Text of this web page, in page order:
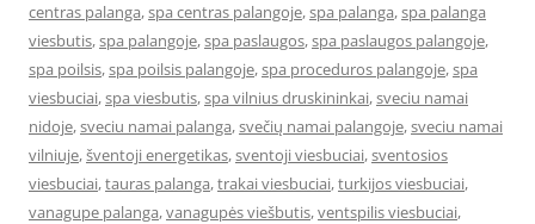
centras palanga,spa centras palangoje,spa palanga,spa palanga
viesbutis,spa palangoje,spa paslaugos,spa paslaugos palangoje,
spa poilsis,spa poilsis palangoje,spa proceduros palangoje,spa
viesbuciai,spa viesbutis,spa vilnius druskininkai,sveciu namai
nidoje,sveciu namai palanga,svečių namai palangoje,sveciu namai
vilniuje,šventoji energetikas,sventoji viesbuciai,sventosios
viesbuciai,tauras palanga,trakai viesbuciai,turkijos viesbuciai,
vanagupe palanga,vanagupės viešbutis,ventspilis viesbuciai,